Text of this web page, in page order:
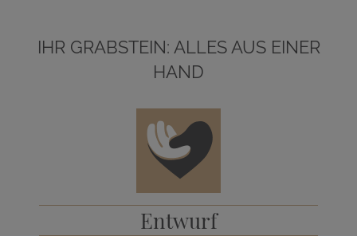
IHR GRABSTEIN: ALLES AUS EINER
HAND
Entwurf